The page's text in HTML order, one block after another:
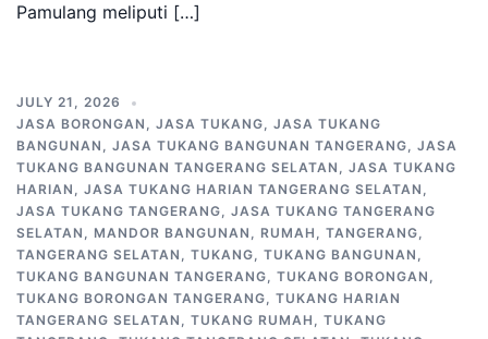
Pamulang meliputi […]
JULY 21, 2026
JASA BORONGAN , JASA TUKANG, JASA TUKANG
BANGUNAN , JASA TUKANG BANGUNAN TANGERANG, JASA
TUKANG BANGUNAN TANGERANG SELATAN , JASA TUKANG
HARIAN , JASA TUKANG HARIAN TANGERANG SELATAN ,
JASA TUKANG TANGERANG, JASA TUKANG TANGERANG
SELATAN , MANDOR BANGUNAN , RUMAH , TANGERANG,
TANGERANG SELATAN , TUKANG, TUKANG BANGUNAN ,
TUKANG BANGUNAN TANGERANG, TUKANG BORONGAN ,
TUKANG BORONGAN TANGERANG, TUKANG HARIAN
TANGERANG SELATAN , TUKANG RUMAH , TUKANG